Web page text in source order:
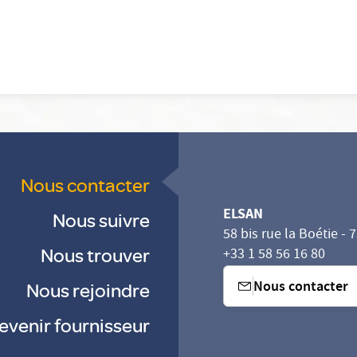
vos Options
Nous contacter
Nous suivre
Nous trouver
Nous rejoindre
fournisseur
ELSAN
58 bis rue la Boétie -
+33 1 58 56 16 80
Nous contacter